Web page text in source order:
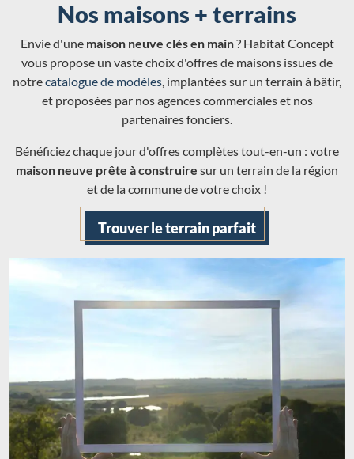
Nos maisons + terrains
Envie d'une maison neuve clés en main? Habitat Concept
vous propose un vaste choix d'offres de maisons issues de
notrecatalogue de modèles, implantées sur un terrain à bâtir,
et proposées par nos agences commerciales et nos
partenaires fonciers.
Bénéficiez chaque jour d'offres complètes tout-en-un : votre
maison neuve prête à construire sur un terrain de la région
et de la commune de votre choix !
Trouver le terrain parfait